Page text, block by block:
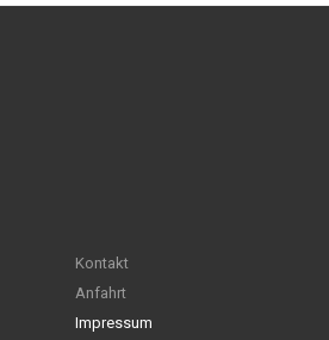
Kontakt
Anfahrt
Impressum